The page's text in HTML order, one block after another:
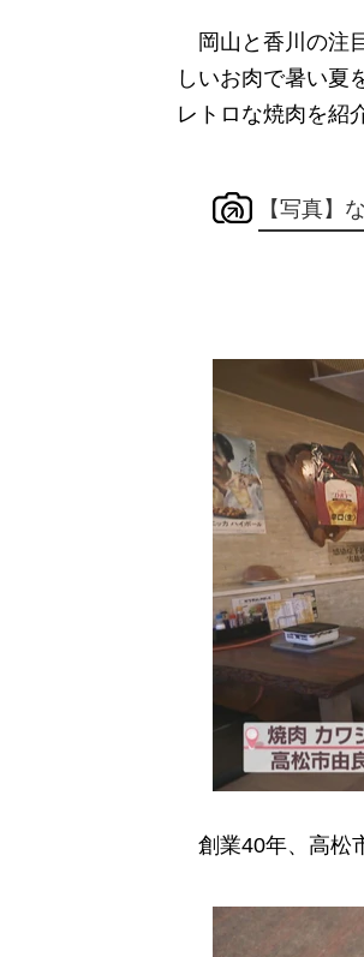
岡山と香川の注
しいお肉で暑い
レトロな焼肉を紹
【写真
創業40年、高松